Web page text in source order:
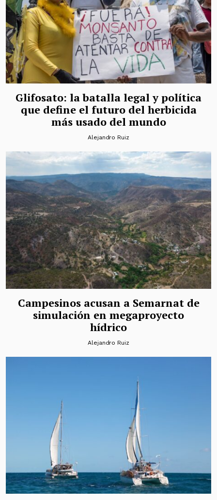
Glifosato: la batalla legal y política
que define el futuro del herbicida
más usado del mundo
Alejandro Ruiz
Campesinos acusan a Semarnat de
simulación en megaproyecto
hídrico
Alejandro Ruiz